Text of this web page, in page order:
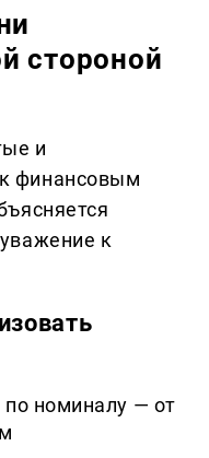
стороной
и
финансовым
к
номиналу — от